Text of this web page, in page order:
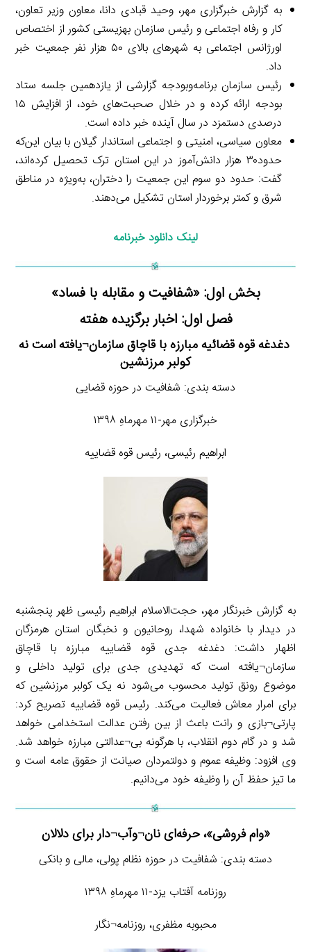
به گزارش خبرگزاری مهر، وحید قبادی دانا، معاون وزیر تعاون،
کار و رفاه اجتماعی و رئیس سازمان بهزیستی کشور از اختصاص
اورژانس اجتماعی به شهرهای بالای ۵۰ هزار نفر جمعیت خبر
داد.
رئیس سازمان برنامه‌وبودجه گزارشی از یازدهمین جلسه ستاد
بودجه ارائه کرده و در خلال صحبت‌های خود، از افزایش ۱۵
درصدی دستمزد در سال آینده خبر داده است.
معاون سیاسی، امنیتی و اجتماعی استاندار گیلان با بیان این‌که
حدود۳۰ هزار دانش‌آموز در این استان ترک تحصیل کرده‌اند،
گفت: حدود دو سوم این جمعیت را دختران، به‌ویژه در مناطق
شرق و کمتر برخوردار استان تشکیل می‌دهند.
لینک دانلود خبرنامه
بخش اول: «شفافیت و مقابله با فساد»
فصل اول: اخبار برگزیده هفته
دغدغه قوه قضائیه مبارزه با قاچاق سازمان¬یافته است نه
کولبر مرزنشین
دسته بندی: شفافیت در حوزه قضایی
خبرگزاری مهر-۱۱ مهرماهِ ۱۳۹۸
ابراهیم رئیسی، رئیس قوه قضاییه
به گزارش خبرنگار مهر، حجت‌الاسلام ابراهیم رئیسی ظهر پنجشنبه
در دیدار با خانواده شهدا، روحانیون و نخبگان استان هرمزگان
اظهار داشت: دغدغه جدی قوه قضاییه مبارزه با قاچاق
سازمان¬یافته است که تهدیدی جدی برای تولید داخلی و
موضوع رونق تولید محسوب می‌شود نه یک کولبر مرزنشین که
برای امرار معاش فعالیت می‌کند. رئیس قوه قضاییه تصریح کرد:
پارتی¬بازی و رانت باعث از بین رفتن عدالت استخدامی خواهد
شد و در گام دوم انقلاب، با هرگونه بی¬عدالتی مبارزه خواهد شد.
وی افزود: وظیفه عموم و دولتمردان صیانت از حقوق عامه است و
ما تیز حفظ آن را وظیفه خود می‌دانیم.
«وام فروشی»، حرفه‌ای نان¬وآب¬دار برای دلالان
دسته بندی: شفافیت در حوزه نظام پولی، مالی و بانکی
روزنامه آفتاب یزد-۱۱ مهرماهِ ۱۳۹۸
محبوبه مظفری، روزنامه¬نگار